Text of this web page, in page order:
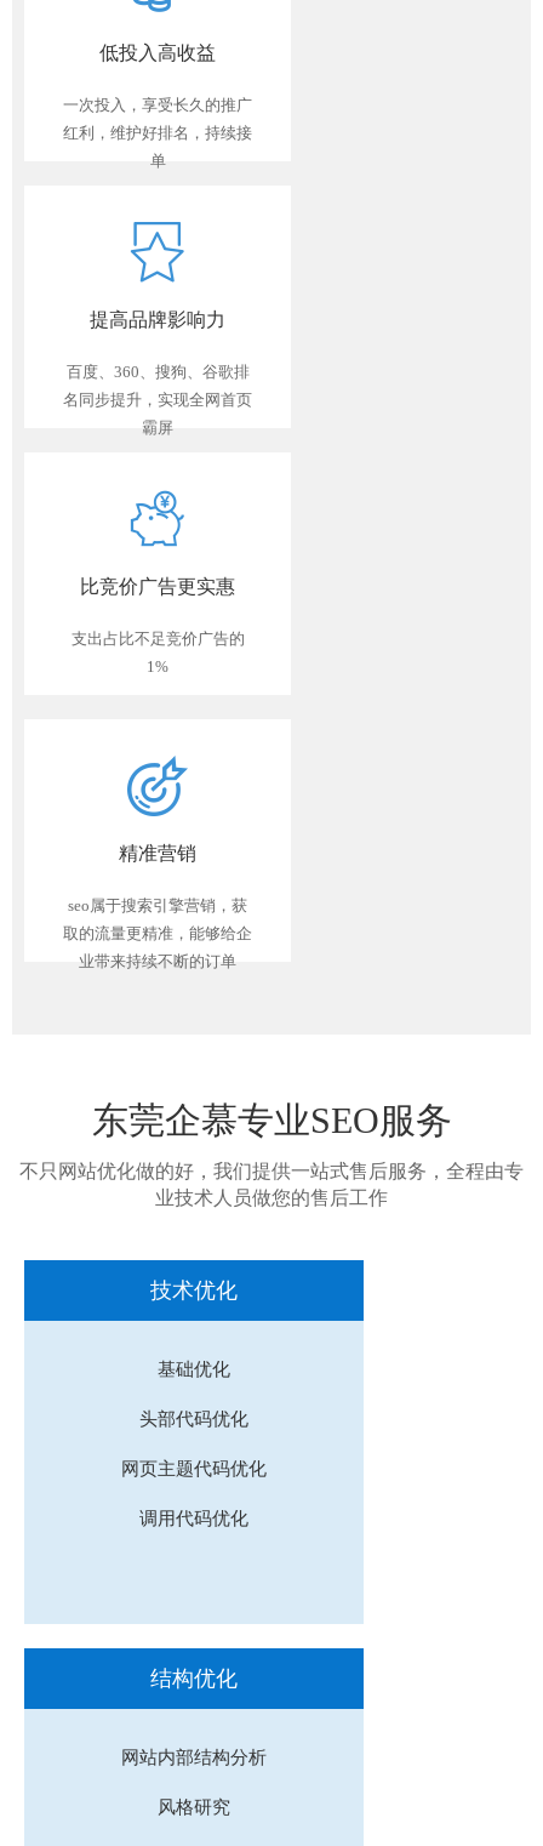
低投入高收益
一次投入，享受长久的推广
红利，维护好排名，持续接
单
提高品牌影响力
百度、360、搜狗、谷歌排
名同步提升，实现全网首页
霸屏
比竞价广告更实惠
支出占比不足竞价广告的
1%
精准营销
seo属于搜索引擎营销，获
取的流量更精准，能够给企
业带来持续不断的订单
东莞企慕专业SEO服务
不只网站优化做的好，我们提供一站式售后服务，全程由专
业技术人员做您的售后工作
技术优化
基础优化
头部代码优化
网页主题代码优化
调用代码优化
结构优化
网站内部结构分析
风格研究